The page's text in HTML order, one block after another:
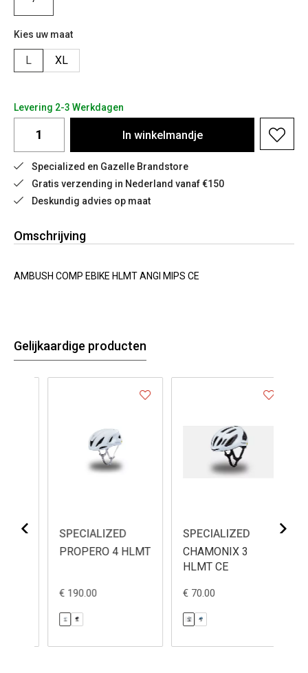
Kies uw maat
L XL
Levering 2-3 Werkdagen
In winkelmandje
Specialized en Gazelle Brandstore
Gratis verzending in Nederland vanaf €150
Deskundig advies op maat
Omschrijving
AMBUSH COMP EBIKE HLMT ANGI MIPS CE
Gelijkaardige producten
SPECIALIZED
PROPERO 4 HLMT
€ 190.00
SPECIALIZED
CHAMONIX 3
HLMT CE
€ 70.00